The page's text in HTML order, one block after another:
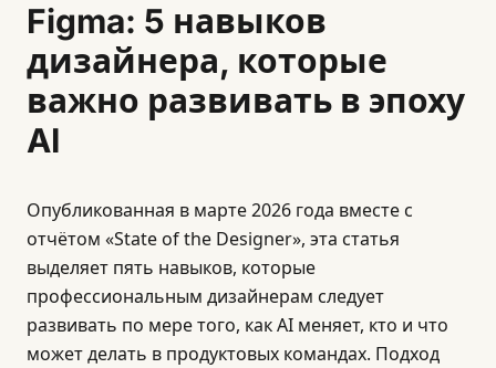
Figma: 5 навыков
дизайнера, которые
важно развивать в эпоху
AI
Опубликованная в марте 2026 года вместе с
отчётом «State of the Designer», эта статья
выделяет пять навыков, которые
профессиональным дизайнерам следует
развивать по мере того, как AI меняет, кто и что
может делать в продуктовых командах. Подход